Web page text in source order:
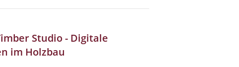
Studio - Digitale
im Holzbau